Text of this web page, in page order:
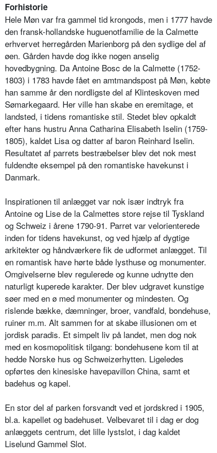
Forhistorie
Hele Møn var fra gammel tid krongods, men i 1777 havde
den fransk-hollandske huguenotfamilie de la Calmette
erhvervet herregården Marienborg på den sydlige del af
øen. Gården havde dog ikke nogen anselig
hovedbygning. Da Antoine Bosc de la Calmette (1752-
1803) i 1783 havde fået en amtmandspost på Møn, købte
han samme år den nordligste del af Klinteskoven med
Sømarkegaard. Her ville han skabe en eremitage, et
landsted, i tidens romantiske stil. Stedet blev opkaldt
efter hans hustru Anna Catharina Elisabeth Iselin (1759-
1805), kaldet Lisa og datter af baron Reinhard Iselin.
Resultatet af parrets bestræbelser blev det nok mest
fuldendte eksempel på den romantiske havekunst i
Danmark.
Inspirationen til anlægget var nok især indtryk fra
Antoine og Lise de la Calmettes store rejse til Tyskland
og Schweiz i årene 1790-91. Parret var velorienterede
inden for tidens havekunst, og ved hjælp af dygtige
arkitekter og håndværkere fik de udformet anlægget. Til
en romantisk have hørte både lysthuse og monumenter.
Omgivelserne blev regulerede og kunne udnytte den
naturligt kuperede karakter. Der blev udgravet kunstige
søer med en ø med monumenter og mindesten. Og
rislende bække, dæmninger, broer, vandfald, bondehuse,
ruiner m.m. Alt sammen for at skabe illusionen om et
jordisk paradis. Et simpelt liv på landet, men dog nok
med en kosmopolitisk tilgang: bondehusene kom til at
hedde Norske hus og Schweizerhytten. Ligeledes
opførtes den kinesiske havepavillon China, samt et
badehus og kapel.
En stor del af parken forsvandt ved et jordskred i 1905,
bl.a. kapellet og badehuset. Velbevaret til i dag er dog
anlæggets centrum, det lille lystslot, i dag kaldet
Liselund Gammel Slot.